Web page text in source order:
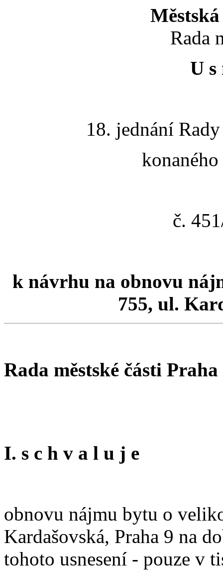
Rada
U s
18. jednání
č.
k návrhu na obnovu
755, ul.
Rada městské části Praha
I. s c h v a l u j e
obnovu nájmu bytu o
Kardašovská, Praha 9 na
tohoto usnesení - pouze v